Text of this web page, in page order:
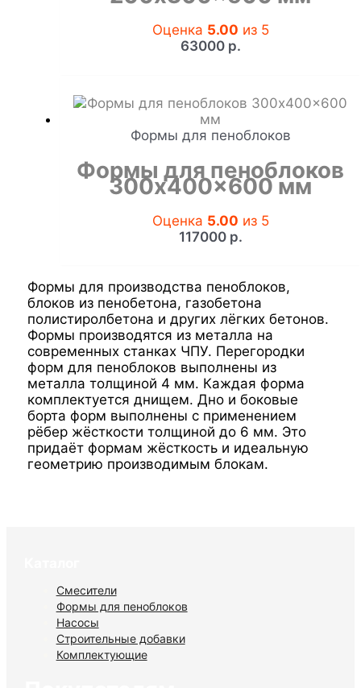
Оценка 5.00 из 5
63000 р.
Формы для пеноблоков
Формы для пеноблоков
300x400x600 мм
Оценка 5.00 из 5
117000 р.
Формы для производства пеноблоков,
блоков из пенобетона, газобетона
полистиролбетона и других лёгких бетонов.
Формы производятся из металла на
современных станках ЧПУ. Перегородки
форм для пеноблоков выполнены из
металла толщиной 4 мм. Каждая форма
комплектуется днищем. Дно и боковые
борта форм выполнены с применением
рёбер жёсткости толщиной до 6 мм. Это
придаёт формам жёсткость и идеальную
геометрию производимым блокам.
Смесители
Формы для пеноблоков
Насосы
Строительные добавки
Комплектующие